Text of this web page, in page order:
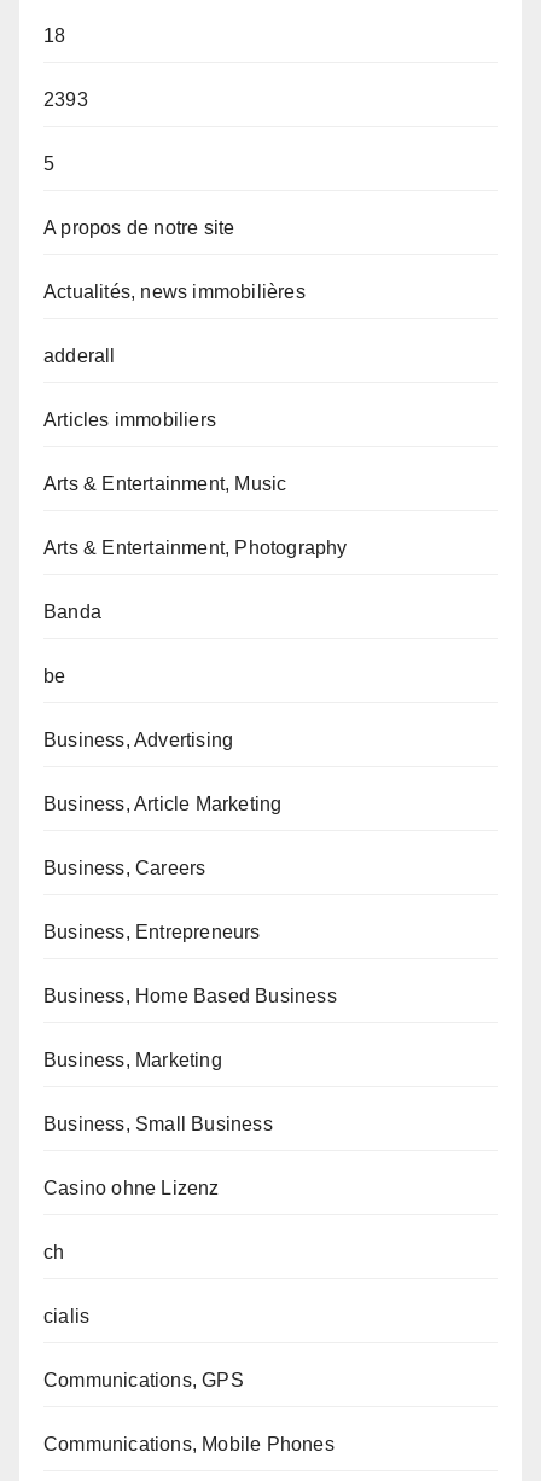
18
2393
5
A propos de notre site
Actualités, news immobilières
adderall
Articles immobiliers
Arts & Entertainment, Music
Arts & Entertainment, Photography
Banda
be
Business, Advertising
Business, Article Marketing
Business, Careers
Business, Entrepreneurs
Business, Home Based Business
Business, Marketing
Business, Small Business
Casino ohne Lizenz
ch
cialis
Communications, GPS
Communications, Mobile Phones